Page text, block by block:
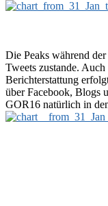
Die Peaks während
Tweets zustande.
Berichterstattung
über Facebook, Blogs
GOR16 natürlich in